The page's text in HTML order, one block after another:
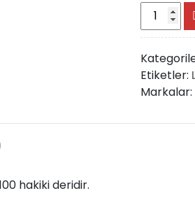
Louis
Vuitton
Flower
Tote
adet
Etiketler:
Markalar:
hakiki deridir.